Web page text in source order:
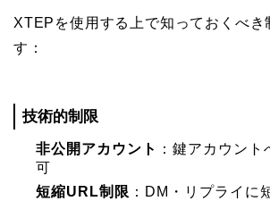
XTEPを使用する上で知っておくべき
す：
技術的制限
非公開アカウント
：鍵アカウン
可
短縮URL制限 ：DM・リプライに